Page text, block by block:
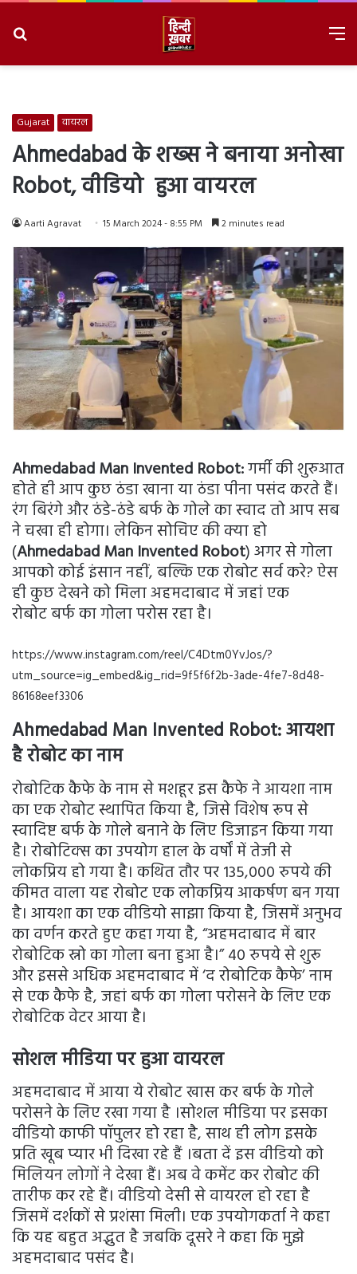
Gujarat वायरल
Ahmedabad के शख्स ने बनाया अनोखा
Robot, वीडियो हुआ वायरल
Aarti Agravat 15 March 2024 - 8:55 PM 2 minutes read
Ahmedabad Man Invented Robot:गर्मी की शुरुआत
होते ही आप कुछ ठंडा खाना या ठंडा पीना पसंद करते हैं।
रंग बिरंगे और ठंडे-ठंडे बर्फ के गोले का स्वाद तो आप सब
ने चखा ही होगा। लेकिन सोचिए की क्या हो
(Ahmedabad Man Invented Robot) अगर से गोला
आपको कोई इंसान नहीं, बल्कि एक रोबोट सर्व करे? ऐस
ही कुछ देखने को मिला अहमदाबाद में जहां एक
रोबोट बर्फ का गोला परोस रहा है।
https://www.instagram.com/reel/C4Dtm0YvJos/?
utm_source=ig_embed&ig_rid=9f5f6f2b-3ade-4fe7-8d48-
86168eef3306
Ahmedabad Man Invented Robot:आयशा
है रोबोट का नाम
रोबोटिक कैफे के नाम से मशहूर इस कैफे ने आयशा नाम
का एक रोबोट स्थापित किया है, जिसे विशेष रूप से
स्वादिष्ट बर्फ के गोले बनाने के लिए डिजाइन किया गया
है। रोबोटिक्स का उपयोग हाल के वर्षों में तेजी से
लोकप्रिय हो गया है। कथित तौर पर 135,000 रुपये की
कीमत वाला यह रोबोट एक लोकप्रिय आकर्षण बन गया
है। आयशा का एक वीडियो साझा किया है, जिसमें अनुभव
का वर्णन करते हुए कहा गया है, “अहमदाबाद में बार
रोबोटिक स्नो का गोला बना हुआ है।” 40 रुपये से शुरू
और इससे अधिक अहमदाबाद में ‘द रोबोटिक कैफे’ नाम
से एक कैफे है, जहां बर्फ का गोला परोसने के लिए एक
रोबोटिक वेटर आया है।
सोशल मीडिया पर हुआ वायरल
अहमदाबाद में आया ये रोबोट खास कर बर्फ के गोले
परोसने के लिए रखा गया है ।सोशल मीडिया पर इसका
वीडियो काफी पॉपुलर हो रहा है, साथ ही लोग इसके
प्रति खूब प्यार भी दिखा रहे हैं ।बता दें इस वीडियो को
मिलियन लोगों ने देखा हैं। अब वे कमेंट कर रोबोट की
तारीफ कर रहे हैं। वीडियो देसी से वायरल हो रहा है
जिसमें दर्शकों से प्रशंसा मिली। एक उपयोगकर्ता ने कहा
कि यह बहुत अद्भुत है जबकि दूसरे ने कहा कि मुझे
अहमदाबाद पसंद है।